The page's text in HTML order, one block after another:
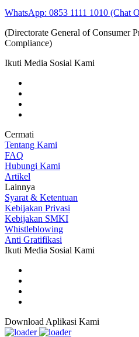
WhatsApp: 0853 1111 1010 (Chat
(Directorate General of Consumer
Compliance)
Ikuti Media Sosial Kami
Cermati
Tentang Kami
FAQ
Hubungi Kami
Artikel
Lainnya
Syarat & Ketentuan
Kebijakan Privasi
Kebijakan SMKI
Whistleblowing
Anti Gratifikasi
Ikuti Media Sosial Kami
Download Aplikasi Kami